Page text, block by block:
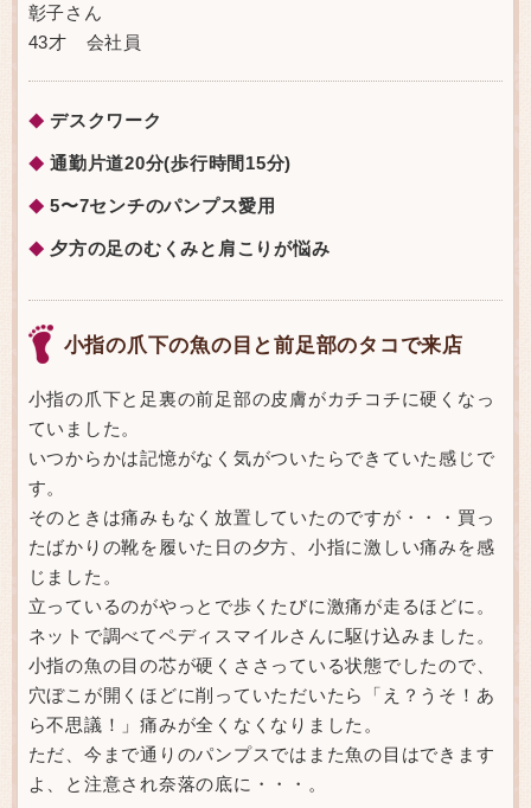
彰子さん
43才 会社員
◆ デスクワーク
◆ 通勤片道20分(歩行時間15分)
◆ 5〜7センチのパンプス愛用
◆ 夕方の足のむくみと肩こりが悩み
小指の爪下の魚の目と前足部のタコで来店
小指の爪下と足裏の前足部の皮膚がカチコチに硬くなっ
ていました。
いつからかは記憶がなく気がついたらできていた感じで
す。
そのときは痛みもなく放置していたのですが・・・買っ
たばかりの靴を履いた日の夕方、小指に激しい痛みを感
じました。
立っているのがやっとで歩くたびに激痛が走るほどに。
ネットで調べてペディスマイルさんに駆け込みました。
小指の魚の目の芯が硬くささっている状態でしたので、
穴ぼこが開くほどに削っていただいたら「え？うそ！あ
ら不思議！」痛みが全くなくなりました。
ただ、今まで通りのパンプスではまた魚の目はできます
よ、と注意され奈落の底に・・・。